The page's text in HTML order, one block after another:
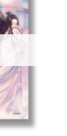
Wishlist